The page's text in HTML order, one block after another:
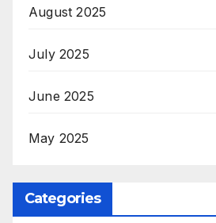
August 2025
July 2025
June 2025
May 2025
Categories